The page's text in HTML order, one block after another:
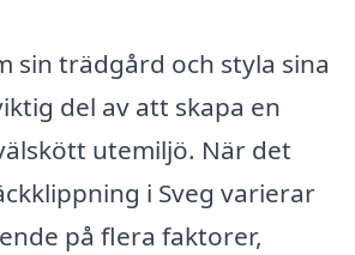
sin trädgård och styla sina
del av att skapa en
utemiljö. När det
i Sveg varierar
på flera faktorer,